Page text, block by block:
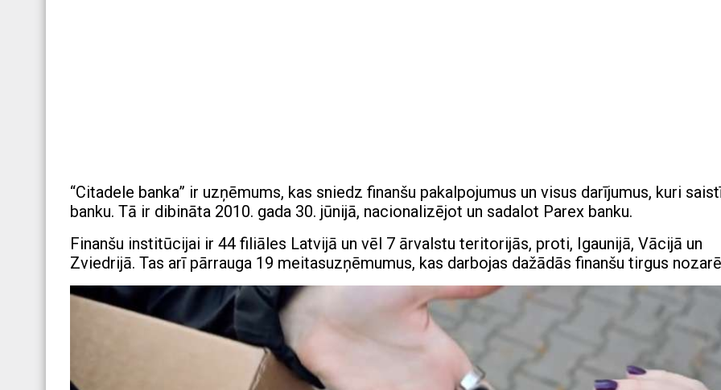
“Citadele banka” ir uzņēmums, kas sniedz finanšu pakalpojumus un visus darījumus, kuri
banku. Tā ir dibināta 2010. gada 30. jūnijā, nacionalizējot un sadalot Parex banku.
Finanšu institūcijai ir 44 filiāles Latvijā un vēl 7 ārvalstu teritorijās, proti, Igaunijā, Vācijā un
Zviedrijā. Tas arī pārrauga 19 meitasuzņēmumus, kas darbojas dažādās finanšu tirgus